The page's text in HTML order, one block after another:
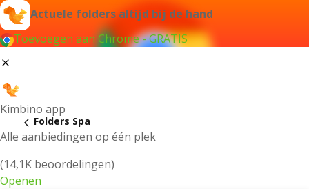
Actuele folders altijd bij de hand
Toevoegen aan Chrome - GRATIS
Kimbino app
Alle aanbiedingen op één plek
(14,1K beoordelingen)
Openen
Folders Spa